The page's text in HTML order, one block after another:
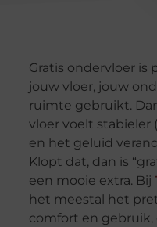
Gratis ondervloer is
jouw vloer, jouw
ruimte gebruikt.
vloer voelt stabieler
en het geluid
Klopt dat, dan is
een mooie extra. Bij
het meestal het
comfort en gebruik,